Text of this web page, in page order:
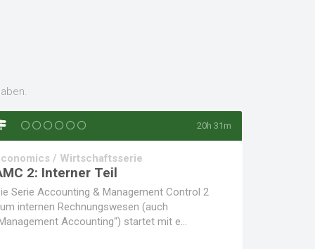
20h 31m
/ Wirtschaftsserie
2: Interner Teil
Serie Accounting & Management Control 2
internen Rechnungswesen (auch
Accounting“) startet mit e...